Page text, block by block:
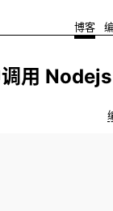
博客
用